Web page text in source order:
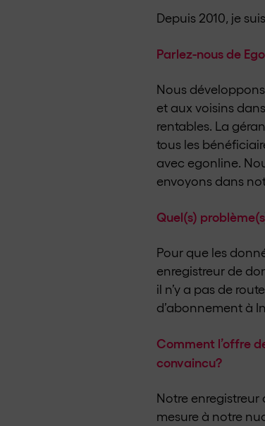
Depuis 2010, je
Parlez-nous de
Nous
et aux voisins
rentables. La
tous les
avec egonline.
envoyons dans
Quel(s)
Pour que les
enregistreur de
il n’y a pas de
d’abonnement à
Comment l’offre
convaincu?
Notre enregistreur
mesure à notre